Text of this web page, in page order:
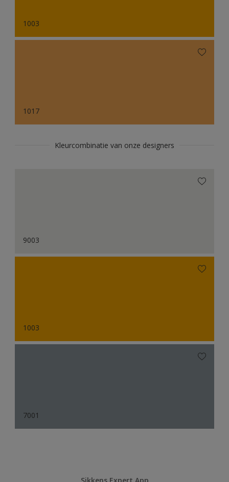
1003
1017
Kleurcombinatie van onze designers
9003
1003
7001
Sikkens Expert App